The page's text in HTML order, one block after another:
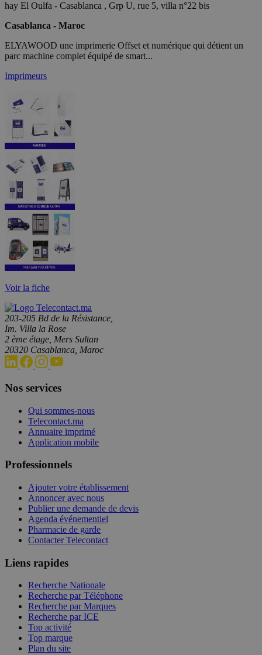
hay El Oulfa - Casablanca , Grp U, rue 5, villa n°22 bis
Casablanca - Maroc
ELYAWOOD une imprimerie Offset et numérique qui détient un
parc machine complet équipé de smart...
Imprimeurs
Voir la fiche
203-205 Bd de la Résistance,
Im. Villa la Rose
2 ème étage, Mers Sultan
20320 Casablanca, Maroc
Nos services
Qui sommes-nous
Telecontact.ma
Annuaire imprimé
Application mobile
Professionnels
Ajouter votre établissement
Annoncer avec nous
Publier une demande de devis
Agenda événementiel
Pharmacie de garde
Contacter Telecontact
Liens rapides
Recherche Nationale
Recherche par Téléphone
Recherche par Marques
Recherche par ICE
Top activité
Top marque
Plan du site